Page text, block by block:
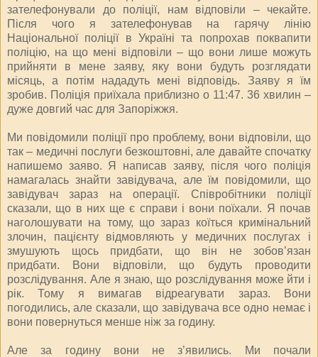
зателефонували до поліції, нам відповіли – чекайте.
Після чого я зателефонував на гарячу лінію
Національної поліції в Україні та попрохав поквапити
поліцію, на що мені відповіли – що вони лише можуть
прийняти в мене заяву, яку вони будуть розглядати
місяць, а потім нададуть мені відповідь. Заяву я їм
зробив. Поліція приїхала приблизно о 11:47. 36 хвилин –
дуже довгий час для Запоріжжя.
Ми повідомили поліції про проблему, вони відповіли, що
так – медичні послуги безкоштовні, але давайте спочатку
напишемо заяво. Я написав заяву, після чого поліція
намагалась знайти завідувача, але їм повідомили, що
завідувач зараз на операції. Співробітники поліції
сказали, що в них ще є справи і вони поїхали. Я почав
наголошувати на тому, що зараз коїться кримінальний
злочин, пацієнту відмовляють у медичних послугах і
змушують щось придбати, що він не зобов’язан
придбати. Вони відповіли, що будуть проводити
розслідування. Але я знаю, що розслідування може йти і
рік. Тому я вимагав відреагувати зараз. Вони
погодились, але сказали, що завідувача все одно немає і
вони повернуться менше ніж за годину.
Але за годину вони не з’явились. Ми почали